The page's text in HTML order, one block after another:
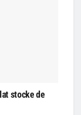
stocke de